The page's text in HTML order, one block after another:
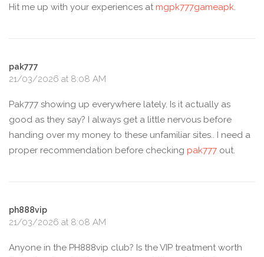
Hit me up with your experiences at mgpk777gameapk.
pak777
21/03/2026 at 8:08 AM
Pak777 showing up everywhere lately. Is it actually as
good as they say? I always get a little nervous before
handing over my money to these unfamiliar sites.. I need a
proper recommendation before checking pak777 out.
ph888vip
21/03/2026 at 8:08 AM
Anyone in the PH888vip club? Is the VIP treatment worth